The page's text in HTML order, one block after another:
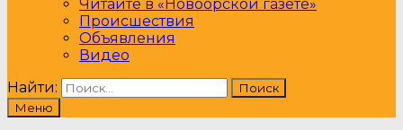
Читайте в «Новоорской газете»
Происшествия
Объявления
Видео
Найти:
Меню